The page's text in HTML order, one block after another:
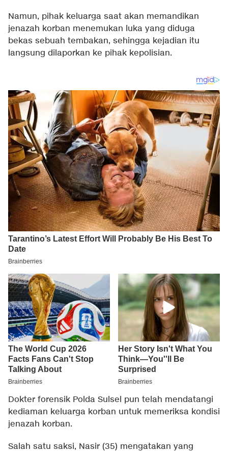
Namun, pihak keluarga saat akan memandikan
jenazah korban menemukan luka yang diduga
bekas sebuah tembakan, sehingga kejadian itu
langsung dilaporkan ke pihak kepolisian.
Dokter forensik Polda Sulsel pun telah mendatangi
kediaman keluarga korban untuk memeriksa kondisi
jenazah korban.
Salah satu saksi, Nasir (35) mengatakan yang